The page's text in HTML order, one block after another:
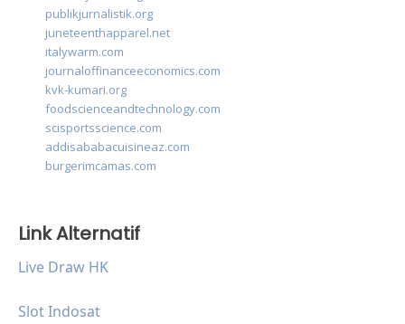
publikjurnalistik.org
juneteenthapparel.net
italywarm.com
journaloffinanceeconomics.com
kvk-kumari.org
foodscienceandtechnology.com
scisportsscience.com
addisababacuisineaz.com
burgerimcamas.com
Link Alternatif
Live Draw HK
Slot Indosat